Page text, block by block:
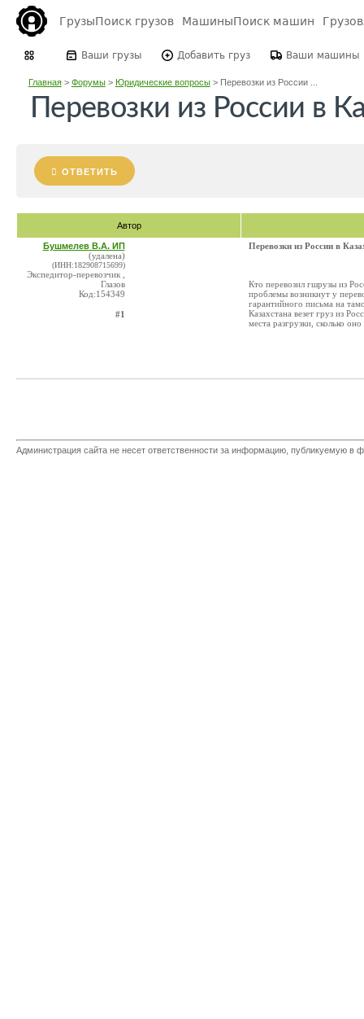
ГрузыПоиск грузов МашиныПоиск машин
Ваши грузы Добавить груз Ваши машины
Главная> Форумы> Юридические вопросы> Перевозки из России ...
Перевозки из России в
ОТВЕТИТЬ
Автор
Бушмелев В.А. ИП
(удалена)
(ИНН:182908715699)
Экспедитор-перевозчик ,
Глазов
Код:154349
#1
Перевозки из России в
Кто перевозил гшрузы из
проблемы возникнут у
гарантийного письма на
Казахстана везет груз из
места разгрузки, сколько
Администрация сайта не несет ответственности за информацию, публикуемую